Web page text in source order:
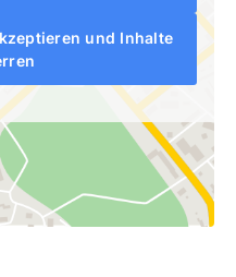
und Inhalte